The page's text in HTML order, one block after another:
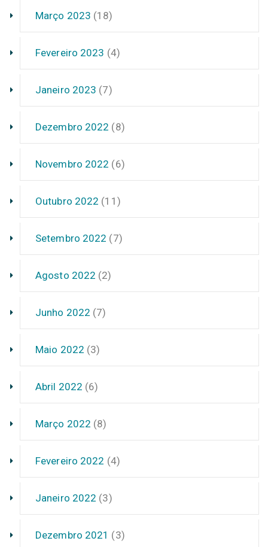
Março 2023 (18)
Fevereiro 2023 (4)
Janeiro 2023 (7)
Dezembro 2022 (8)
Novembro 2022 (6)
Outubro 2022 (11)
Setembro 2022 (7)
Agosto 2022 (2)
Junho 2022 (7)
Maio 2022 (3)
Abril 2022 (6)
Março 2022 (8)
Fevereiro 2022 (4)
Janeiro 2022 (3)
Dezembro 2021 (3)